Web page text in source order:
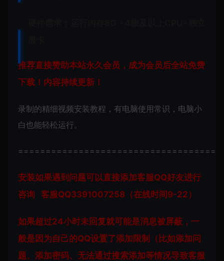
推荐直接赞助本站永久会员，成为会员后全站免费
下载！内容持续更新！
录制的精细视频安装教程，有电脑使用常识，电脑小
白也能轻松运行。
安装如果遇到问题可以直接添加客服QQ好友进行
咨询 客服QQ3391007258（在线时间9-22）
如果超过24小时未回复就可能是消息被屏蔽，一
般是因为自己的QQ设置了添加限制（比如添加问
题、添加密码、无法通过搜索添加等情况导致客服